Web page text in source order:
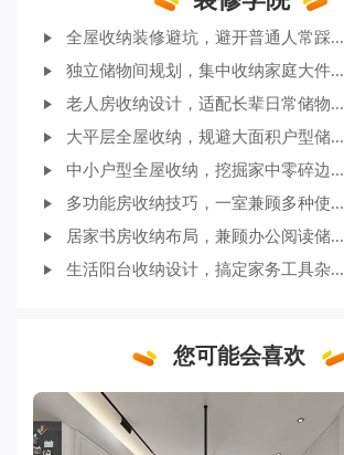
全屋收纳装修避坑，避开普通人常踩...
独立储物间规划，集中收纳家庭大件...
老人房收纳设计，适配长辈日常储物...
大平层全屋收纳，规避大面积户型储...
中小户型全屋收纳，挖掘家中零碎边...
多功能房收纳技巧，一室兼顾多种使...
居家书房收纳布局，兼顾办公阅读储...
生活阳台收纳设计，搞定家务工具杂...
您可能会喜欢